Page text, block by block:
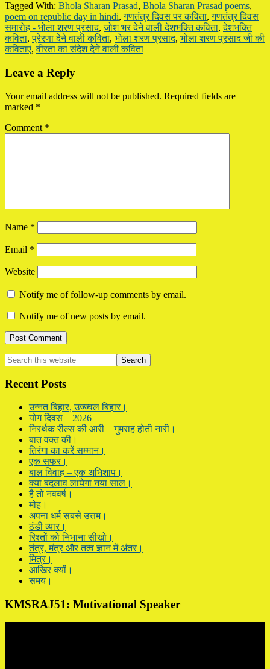
Tagged With: Bhola Sharan Prasad, Bhola Sharan Prasad poems,
poem on republic day in hindi,गणतंत्र दिवस पर कविता,गणतंत्र दिवस
समारोह - भोला शरण प्रसाद,जोश भर देने वाली देशभक्ति कविता,देशभक्ति
कविता,प्रेरणा देने वाली कविता, भोला शरण प्रसाद, भोला शरण प्रसाद जी की
कविताएं,वीरता का संदेश देने वाली कविता
Reader
Leave a Reply
Your email address will not be published. Required fields are
marked *
Comment *
Name *
Email *
Website
Notify me of follow-up comments by email.
Notify me of new posts by email.
Primary
Sidebar
Search
this
website
Recent Posts
उन्नत बिहार, उज्ज्वल बिहार।
योग दिवस – 2026
निरर्थक रील्स की आरी – गुमराह होती नारी।
बात वक्त की।
तिरंगा का करें सम्मान।
एक सफर।
बाल विवाह – एक अभिशाप।
क्या बदलाव लायेगा नया साल।
है तो नववर्ष।
मोह।
अपना धर्म सबसे उत्तम।
ठंडी व्यार।
रिश्तों को निभाना सीखो।
तंत्र, मंत्र और तत्व ज्ञान में अंतर।
मित्र।
आखिर क्यों।
समय।
KMSRAJ51: Motivational Speaker